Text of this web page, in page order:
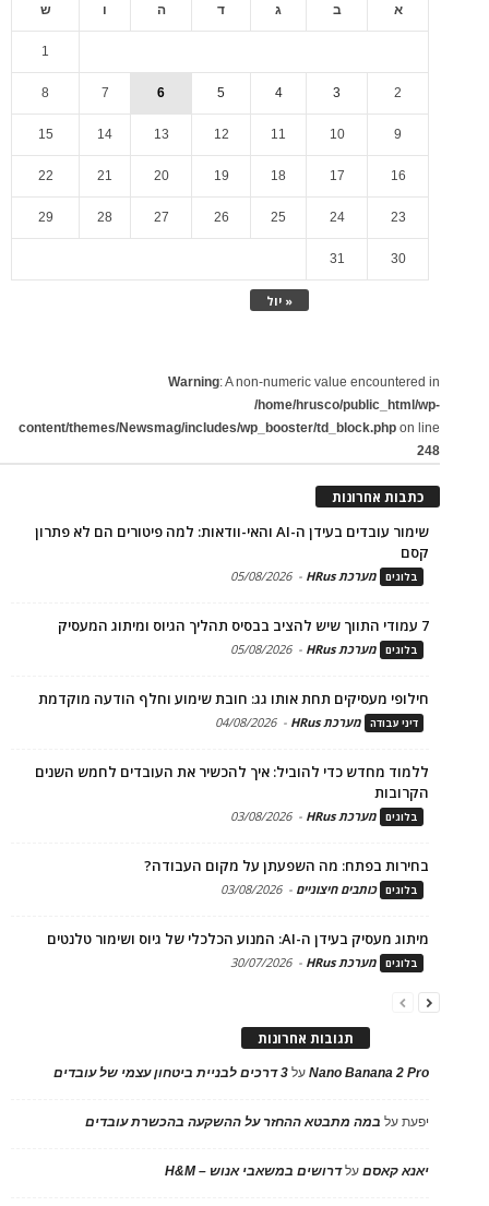
א ב ג ד ה ו ש
« יול
1
2
3
4
5
6
7
8
9
10
11
12
13
14
15
16
17
18
19
20
21
22
23
24
25
26
27
28
29
30
31
Warning: A non-numeric value encountered in
/home/hrusco/public_html/wp-
content/themes/Newsmag/includes/wp_booster/td_block.php on line
248
כתבות אחרונות
שימור עובדים בעידן ה-AI והאי-וודאות: למה פיטורים הם לא פתרון
קסם
בלוגים מערכת HRus -
05/08/2026
7 עמודי התווך שיש להציב בבסיס תהליך הגיוס ומיתוג המעסיק
בלוגים מערכת HRus -
05/08/2026
חילופי מעסיקים תחת אותו גג: חובת שימוע וחלף הודעה מוקדמת
דיני עבודה מערכת HRus -
04/08/2026
ללמוד מחדש כדי להוביל: איך להכשיר את העובדים לחמש השנים
הקרובות
בלוגים מערכת HRus -
03/08/2026
בחירות בפתח: מה השפעתן על מקום העבודה?
בלוגים כותבים חיצוניים -
03/08/2026
מיתוג מעסיק בעידן ה-AI: המנוע הכלכלי של גיוס ושימור טלנטים
בלוגים מערכת HRus -
30/07/2026
תגובות אחרונות
Nano Banana 2 Proעל 3 דרכים לבניית ביטחון עצמי של עובדים
יפעתעל במה מתבטא ההחזר על ההשקעה בהכשרת עובדים
יאנא קאסםעלדרושים במשאבי אנוש – H&M